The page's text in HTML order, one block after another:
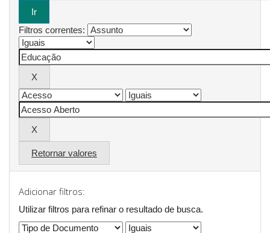
Filtros correntes:
Retornar valores
Adicionar filtros:
Utilizar filtros para refinar o resultado de busca.